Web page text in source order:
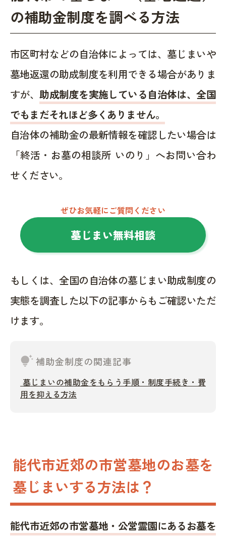
の補助金制度を調べる方法
市区町村などの自治体によっては、墓じまいや
墓地返還の助成制度を利用できる場合がありま
すが、助成制度を実施している自治体は、全国
でもまだそれほど多くありません。
自治体の補助金の最新情報を確認したい場合は
「終活・お墓の相談所 いのり」へお問い合わ
せください。
ぜひお気軽にご質問ください
墓じまい無料相談
もしくは、全国の自治体の墓じまい助成制度の
実態を調査した以下の記事からもご確認いただ
けます。
tips_and_updates補助金制度の関連記事
墓じまいの補助金をもらう手順・制度手続き・費
用を抑える方法
能代市近郊の市営墓地のお墓を
墓じまいする方法は？
能代市近郊の市営墓地・公営霊園にあるお墓を